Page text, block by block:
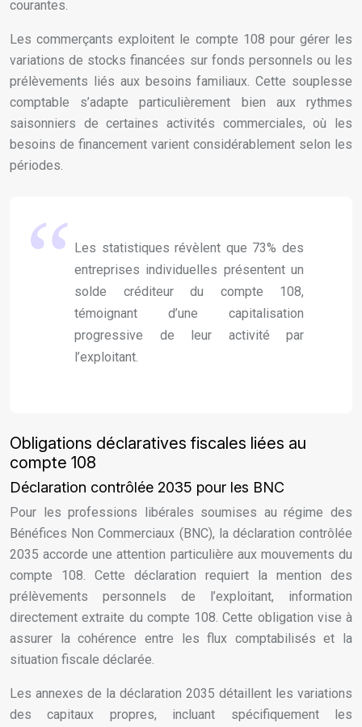
courantes.
Les commerçants exploitent le compte 108 pour gérer les
variations de stocks financées sur fonds personnels ou les
prélèvements liés aux besoins familiaux. Cette souplesse
comptable s’adapte particulièrement bien aux rythmes
saisonniers de certaines activités commerciales, où les
besoins de financement varient considérablement selon les
périodes.
Les statistiques révèlent que 73% des
entreprises individuelles présentent un
solde créditeur du compte 108,
témoignant d’une capitalisation
progressive de leur activité par
l’exploitant.
Obligations déclaratives fiscales liées au
compte 108
Déclaration contrôlée 2035 pour les BNC
Pour les professions libérales soumises au régime des
Bénéfices Non Commerciaux (BNC), la déclaration contrôlée
2035 accorde une attention particulière aux mouvements du
compte 108. Cette déclaration requiert la mention des
prélèvements personnels de l’exploitant, information
directement extraite du compte 108. Cette obligation vise à
assurer la cohérence entre les flux comptabilisés et la
situation fiscale déclarée.
Les annexes de la déclaration 2035 détaillent les variations
des capitaux propres, incluant spécifiquement les